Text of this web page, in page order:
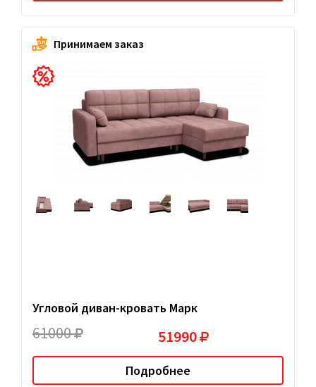
Принимаем заказ
Угловой диван-кровать Марк
61000 51990
Подробнее